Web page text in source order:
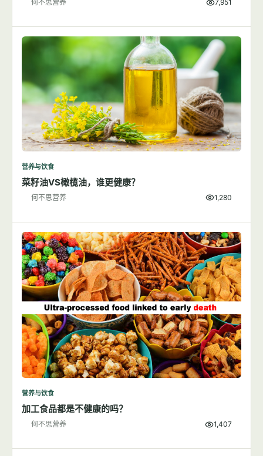
何不思营养 7,951
营养与饮食
菜籽油VS橄榄油，谁更健康？
何不思营养 1,280
营养与饮食
加工食品都是不健康的吗？
何不思营养 1,407